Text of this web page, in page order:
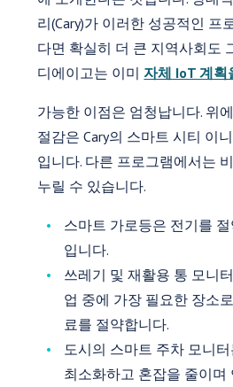
리(Cary)가 이러한 성공적인 프
다면 확실히 더 큰 지역사회도
디에이고는 이미자체 IoT 계획
가능한 이점은 엄청납니다. 위
절감은 Cary의 스마트 시티 이
입니다. 다른 프로그램에서는
누릴 수 있습니다.
스마트 가로등은 전기를
입니다.
쓰레기 및 재활용 통 모니
업 중에 가장 필요한 장소
료를 절약합니다.
도시의 스마트 주차 모니
최소화하고 혼잡을 줄이며